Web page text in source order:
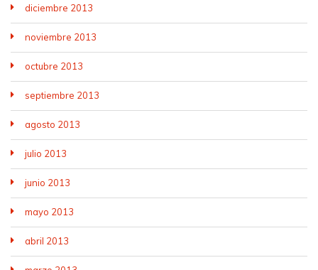
diciembre 2013
noviembre 2013
octubre 2013
septiembre 2013
agosto 2013
julio 2013
junio 2013
mayo 2013
abril 2013